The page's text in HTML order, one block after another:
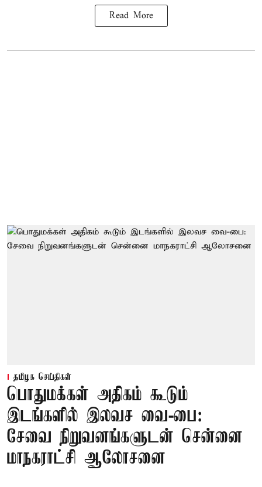
Read More
தமிழக செய்திகள்
பொதுமக்கள் அதிகம் கூடும்
இடங்களில் இலவச வை-பை:
சேவை நிறுவனங்களுடன் சென்னை
மாநகராட்சி ஆலோசனை